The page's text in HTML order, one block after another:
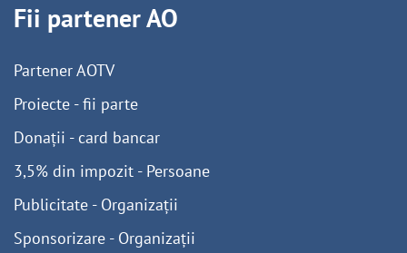
Fii partener AO
Partener AOTV
Proiecte - fii parte
Donații - card bancar
3,5% din impozit - Persoane
Publicitate - Organizații
Sponsorizare - Organizații